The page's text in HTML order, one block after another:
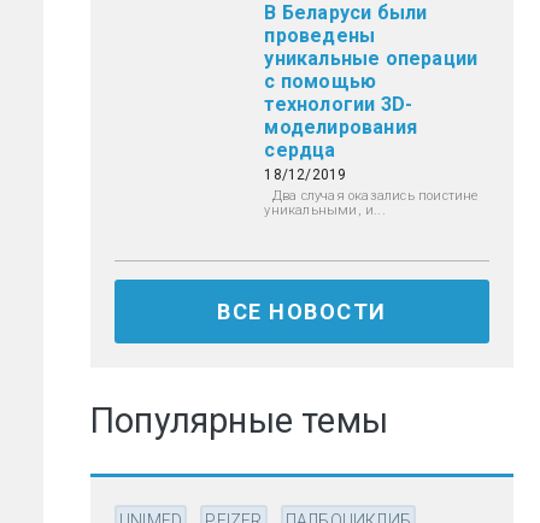
В Беларуси были
проведены
уникальные операции
с помощью
технологии 3D-
моделирования
сердца
18/12/2019
Два случая оказались поистине
уникальными, и...
ВСЕ НОВОСТИ
Популярные темы